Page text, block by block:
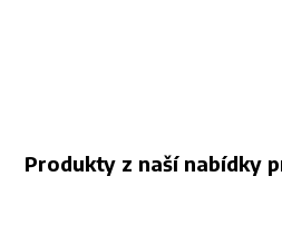
Produkty z naší nabídky